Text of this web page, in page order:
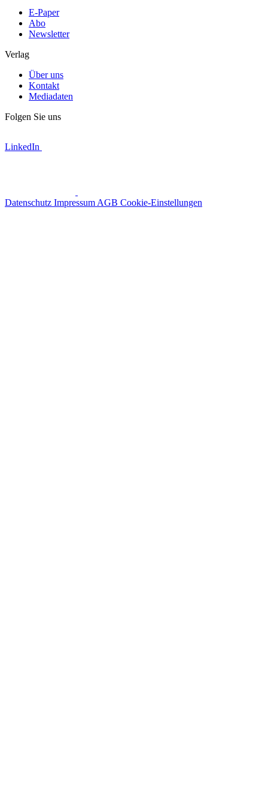
E-Paper
Abo
Newsletter
Verlag
Über uns
Kontakt
Mediadaten
Folgen Sie uns
LinkedIn
Datenschutz Impressum AGB Cookie-Einstellungen